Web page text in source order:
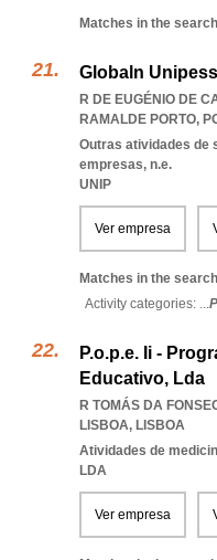
Matches in the
Globaln
R DE EUGÉNIO DE
RAMALDE PORTO,
Outras atividades de
empresas, n.e.
UNIP
Ver empresa
Matches in the
Activity categories: ...
P.o.p.e. Ii -
Educativo, Lda
R TOMÁS DA
LISBOA, LISBOA
Atividades de
LDA
Ver empresa